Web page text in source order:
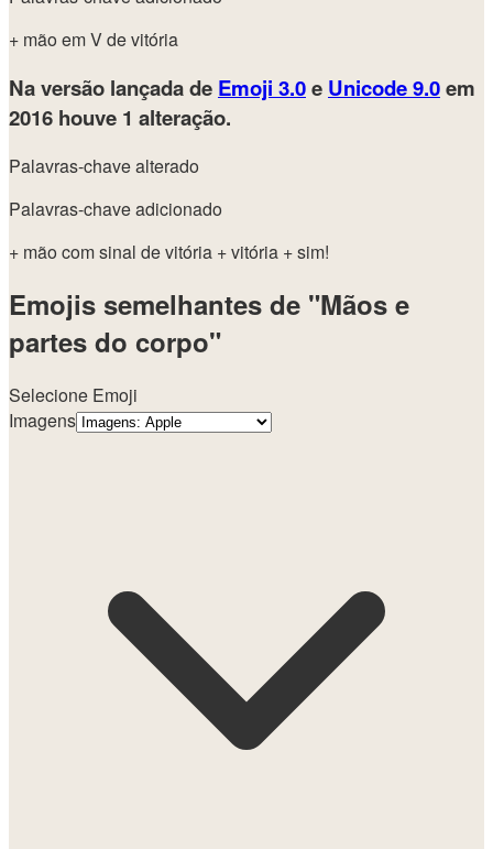
+ mão em V de vitória
Na versão lançada de Emoji 3.0e Unicode 9.0em
2016 houve 1 alteração.
Palavras-chave alterado
Palavras-chave adicionado
+ mão com sinal de vitória + vitória + sim!
Emojis semelhantes de "Mãos e
partes do corpo"
Selecione Emoji
Imagens